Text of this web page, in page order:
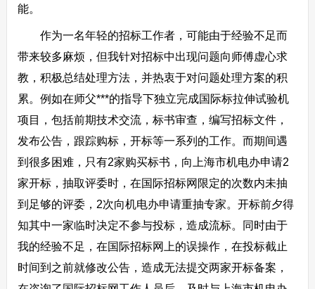
能。
作为一名年轻的招标工作者，可能由于经验不足而
带来较多麻烦，但我针对招标中出现问题向师傅虚心求
教，积极总结处理方法，并热衷于对问题处理方案的积
累。例如在师父***的指导下独立完成国际标拉伸试验机
项目，包括前期技术交流，标书审查，编写招标文件，
发布公告，跟踪购标，开标等一系列的工作。而期间遇
到很多困难，只有2家购买标书，向上海市机电办申请2
家开标，抽取评委时，在国际招标网限定的次数内未抽
到足够的评委，2次向机电办申请重抽专家。开标前夕得
知其中一家临时决定不参与投标，造成流标。同时由于
我的经验不足，在国际招标网上的误操作，在投标截止
时间到之前就修改公告，造成无法提交两家开标备案，